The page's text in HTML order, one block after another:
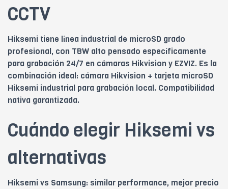
CCTV
Hiksemi tiene línea industrial de microSD grado
profesional, con TBW alto pensado específicamente
para grabación 24/7 en cámaras Hikvision y EZVIZ. Es la
combinación ideal: cámara Hikvision + tarjeta microSD
Hiksemi industrial para grabación local. Compatibilidad
nativa garantizada.
Cuándo elegir Hiksemi vs
alternativas
Hiksemi vs Samsung: similar performance, mejor precio